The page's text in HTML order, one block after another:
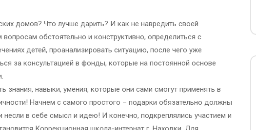
домов? Что лучше дарить? И как не навредить своей
обстоятельно и конструктивно, определиться с
детей, проанализировать ситуацию, после чего уже
за консультацией в фонды, которые на постоянной основе
знания, навыки, умения, которые они сами смогут применять в
Начнем с самого простого – подарки обязательно должны
в себе смысл и идею! И конечно, подкреплялись участием и